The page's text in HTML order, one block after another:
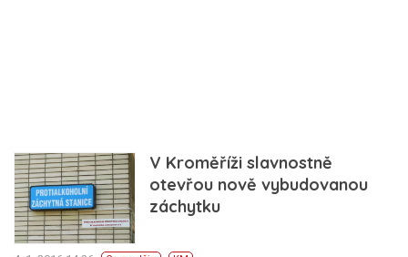
V Kroměříži slavnostně
otevřou nově vybudovanou
záchytku